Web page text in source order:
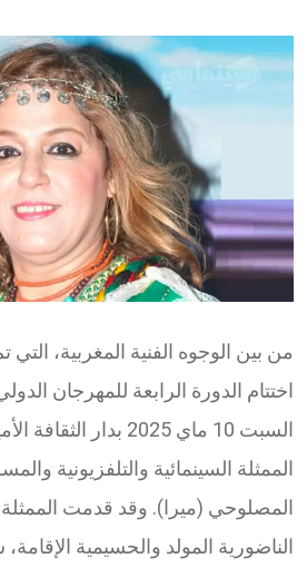
Email
من بين الوجوه الفنية المغربية،
اختتام الدورة الرابعة للمهرجان
السبت 10 ماي 2025 بدار
الممثلة السينمائية والتلفزيونية
المصلوحي (ميرا). وقد قدمت الممثلة
الناضورية المولد والحسيمية